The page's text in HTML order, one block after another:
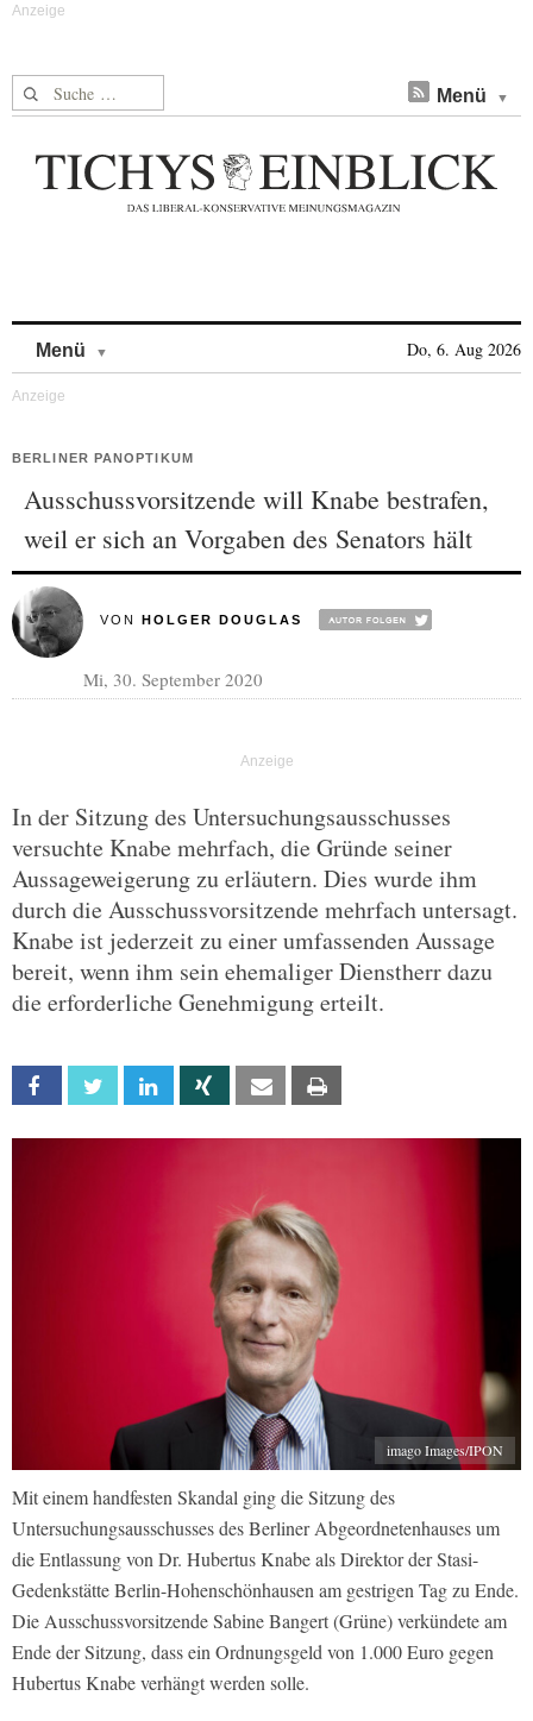
Suche nach: Menü
Menü Do, 6. Aug 2026
BERLINER PANOPTIKUM
Ausschussvorsitzende will Knabe bestrafen,
weil er sich an Vorgaben des Senators hält
VON HOLGER DOUGLAS
Mi, 30. September 2020
In der Sitzung des Untersuchungsausschusses
versuchte Knabe mehrfach, die Gründe seiner
Aussageweigerung zu erläutern. Dies wurde ihm
durch die Ausschussvorsitzende mehrfach untersagt.
Knabe ist jederzeit zu einer umfassenden Aussage
bereit, wenn ihm sein ehemaliger Dienstherr dazu
die erforderliche Genehmigung erteilt.
Facebook Twitter Linkedin Xing Email
imago Images/IPON
Mit einem handfesten Skandal ging die Sitzung des
Untersuchungsausschusses des Berliner Abgeordnetenhauses um
die Entlassung von Dr. Hubertus Knabe als Direktor der Stasi-
Gedenkstätte Berlin-Hohenschönhausen am gestrigen Tag zu Ende.
Die Ausschussvorsitzende Sabine Bangert (Grüne) verkündete am
Ende der Sitzung, dass ein Ordnungsgeld von 1.000 Euro gegen
Hubertus Knabe verhängt werden solle.